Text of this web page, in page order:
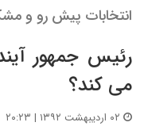
انتخابات پیش رو و
رئیس جمهور
می کند؟